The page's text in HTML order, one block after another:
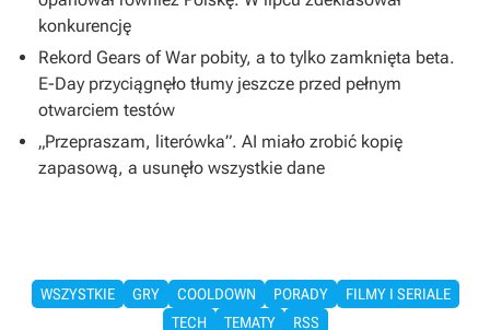
konkurencję
Rekord Gears of War pobity, a to tylko zamknięta beta.
E-Day przyciągnęło tłumy jeszcze przed pełnym
otwarciem testów
„Przepraszam, literówka”. AI miało zrobić kopię
zapasową, a usunęło wszystkie dane
WSZYSTKIE GRY COOLDOWN PORADY
FILMY I SERIALE
TECH
TEMATY RSS